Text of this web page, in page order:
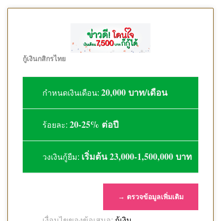
กู้เงินกสิกรไทย
กำหนดเงินเดือน: 20,000 บาท/เดือน
ร้อยละ: 20-25% ต่อปี
วงเงินกู้ยืม: เริ่มต้น 23,000-1,500,000 บาท
→ ตรวจข้อมูลเพิ่มเติม